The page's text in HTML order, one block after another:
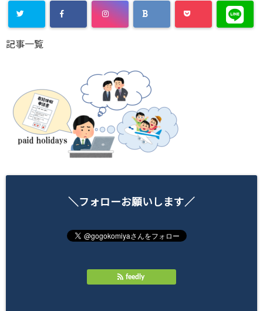
記事一覧
＼フォローお願いします／
feedly